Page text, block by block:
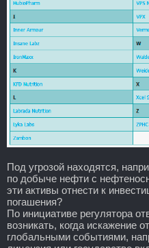
Под угрозой находятся,
по добыче нефти с
эти активы отнести к
погашения?
По инициативе регулятора
возникать, когда искажение
глобальными событиями,